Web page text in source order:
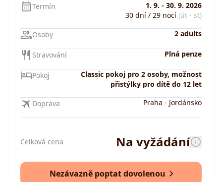
Termín 1. 9. - 30. 9. 2026
30 dní / 29 nocí (út - st)
Osoby 2 adults
Stravování Plná penze
Pokoj
Classic pokoj pro 2 osoby, možnost
přistýlky pro dítě do 12 let
Doprava Praha - Jordánsko
Celková cena Na vyžádání
Nezávazně poptat dovolenou